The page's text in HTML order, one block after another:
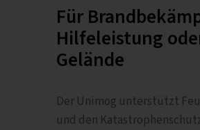
Für
Hilfeleistung
Gelände
Der Unimog unterstützt
und den